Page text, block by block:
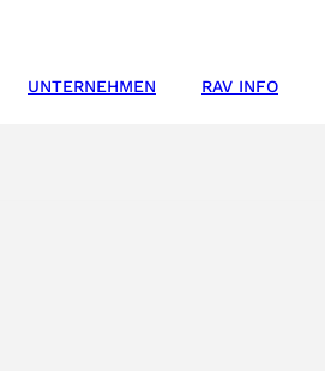
UNTERNEHMEN RAV INFO